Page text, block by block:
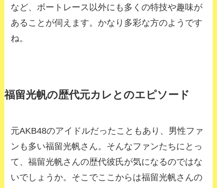
など、ボートレース以外にも多くの特技や趣味が
あることが伺えます。かなり多彩な方のようです
ね。
福留光帆の歴代元カレとのエピソード
元AKB48のアイドルだったこともあり、男性ファ
ンも多い福留光帆さん。そんなファンたちにとっ
て、福留光帆さんの歴代彼氏が気になるのではな
いでしょうか。そこでここからは福留光帆さんの